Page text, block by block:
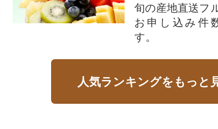
旬の産地直送フ
お申し込み件
す。
人気ランキングをもっと